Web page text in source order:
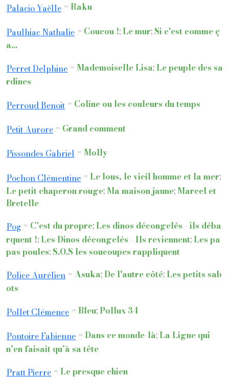
Palacio Yaëlle = Raku
Paulhiac Nathalie = Coucou !;Le mur; Si c'est comme ç
a...
Perret Delphine = Mademoiselle Lisa;Le peuple des sa
rdines
Perroud Benoit = Coline ou les couleurs du temps
Petit Aurore = Grand comment
Pissondes Gabriel = Molly
Pochon Clémentine = Le lous, le vieil homme et la mer;
Le petit chaperon rouge; Ma maison jaune; Marcel et
Bretelle
Pog = C’est du propre;Les dinos décongelés - ils déba
rquent !;Les Dinos décongelés - Ils reviennent;Les pa
pas poules; S.O.S les soucoupes rappliquent
Police Aurélien = Asuka;De l'autre côté;Les petits sab
ots
Pollet Clémence = Bleu;Pollux 34
Pontoire Fabienne = Dans ce monde-là;La Ligne qui
n’en faisait qu’à sa tête
Pratt Pierre = Le presque chien